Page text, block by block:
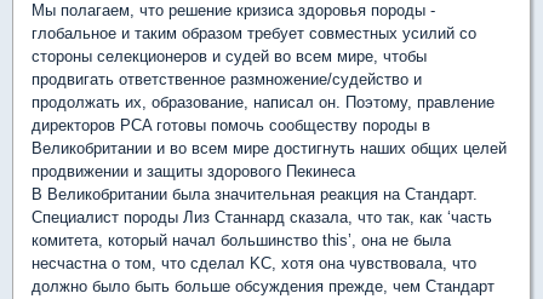
Мы полагаем, что решение кризиса здоровья породы -
глобальное и таким образом требует совместных усилий со
стороны селекционеров и судей во всем мире, чтобы
продвигать ответственное размножение/судейство и
продолжать их, образование, написал он. Поэтому, правление
директоров PCA готовы помочь сообществу породы в
Великобритании и во всем мире достигнуть наших общих целей
продвижении и защиты здорового Пекинеса
В Великобритании была значительная реакция на Стандарт.
Специалист породы Лиз Станнард сказала, что так, как ‘часть
комитета, который начал большинство this’, она не была
несчастна о том, что сделал KC, хотя она чувствовала, что
должно было быть больше обсуждения прежде, чем Стандарт